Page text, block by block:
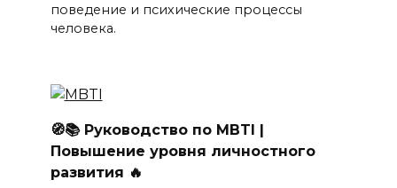
поведение и психические процессы
человека.
🧭📚 Руководство по MBTI |
Повышение уровня личностного
развития 🔥